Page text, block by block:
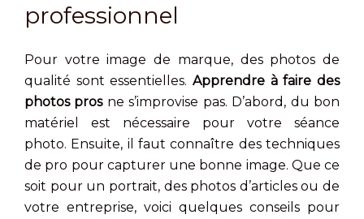
professionnel
Pour votre image de marque, des photos de
qualité sont essentielles. Apprendre à faire des
photos prosne s’improvise pas. D’abord, du bon
matériel est nécessaire pour votre séance
photo. Ensuite, il faut connaître des techniques
de pro pour capturer une bonne image. Que ce
soit pour un portrait, des photos d’articles ou de
votre entreprise, voici quelques conseils pour